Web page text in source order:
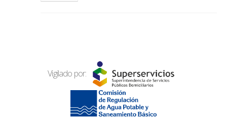
Vigilado por: